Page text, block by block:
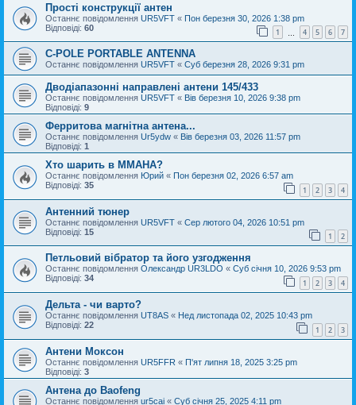
Прості конструкції антен
Останнє повідомлення UR5VFT « Пон березня 30, 2026 1:38 pm
Відповіді: 60 1 4 5 6 7
C-POLE PORTABLE ANTENNA
Останнє повідомлення UR5VFT « Суб березня 28, 2026 9:31 pm
Дводіапазонні направлені антени 145/433
Останнє повідомлення UR5VFT « Вів березня 10, 2026 9:38 pm
Відповіді: 9
Ферритова магнітна антена...
Останнє повідомлення Ur5ydw « Вів березня 03, 2026 11:57 pm
Відповіді: 1
Хто шарить в ММАНА?
Останнє повідомлення Юрий « Пон березня 02, 2026 6:57 am
Відповіді: 35 1 2 3 4
Антенний тюнер
Останнє повідомлення UR5VFT « Сер лютого 04, 2026 10:51 pm
Відповіді: 15 1 2
Петльовий вібратор та його узгодження
Останнє повідомлення Oлександр UR3LDO « Суб січня 10, 2026 9:53 pm
Відповіді: 34 1 2 3 4
Дельта - чи варто?
Останнє повідомлення UT8AS « Нед листопада 02, 2025 10:43 pm
Відповіді: 22 1 2 3
Антени Моксон
Останнє повідомлення UR5FFR « П'ят липня 18, 2025 3:25 pm
Відповіді: 3
Антена до Baofeng
Останнє повідомлення ur5cai « Суб січня 25, 2025 4:11 pm